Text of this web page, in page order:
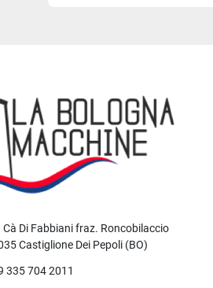
Cà Di Fabbiani fraz. Roncobilaccio
Castiglione Dei Pepoli (BO)
335 704 2011